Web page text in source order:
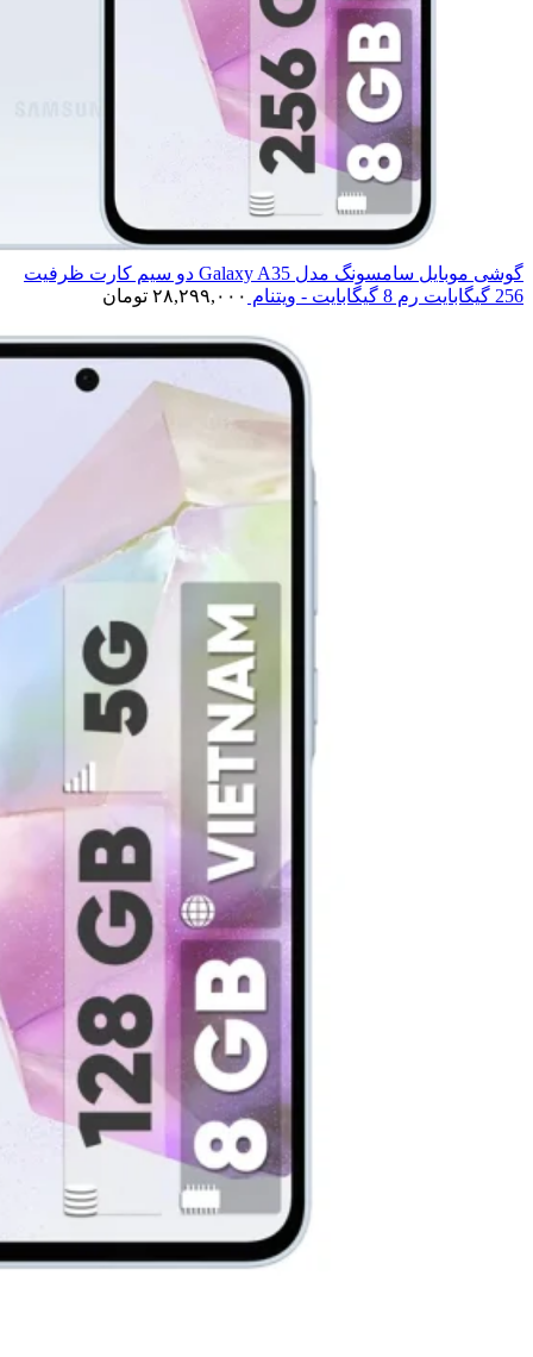
گوشی موبایل سامسونگ مدل Galaxy A35 دو سیم کارت ظرفیت
256 گیگابایت رم 8 گیگابایت - ویتنام
۲۸,۲۹۹,۰۰۰ تومان